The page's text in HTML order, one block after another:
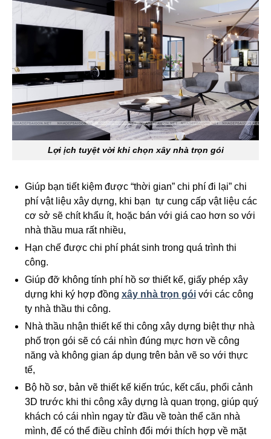
Lợi ịch tuyệt vời khi chọn xây nhà trọn gói
Giúp bạn tiết kiệm được “thời gian” chi phí đi lại” chi
phí vật liệu xây dựng, khi bạn tự cung cấp vật liệu các
cơ sở sẽ chít khẩu ít, hoặc bán với giá cao hơn so với
nhà thầu mua rất nhiều,
Hạn chế được chi phí phát sinh trong quá trình thi
công.
Giúp đỡ không tính phí hồ sơ thiết kế, giấy phép xây
dựng khi ký hợp đồng xây nhà trọn góivới các công
ty nhà thầu thi công.
Nhà thầu nhận thiết kế thi công xây dựng biệt thự nhà
phố trọn gói sẽ có cái nhìn đúng mực hơn về công
năng và không gian áp dụng trên bản vẽ so với thực
tế,
Bộ hồ sơ, bản vẽ thiết kế kiến trúc, kết cấu, phổi cảnh
3D trước khi thi công xây dựng là quan trọng, giúp quý
khách có cái nhìn ngay từ đầu về toàn thể căn nhà
mình, để có thể điều chỉnh đổi mới thích hợp về mặt